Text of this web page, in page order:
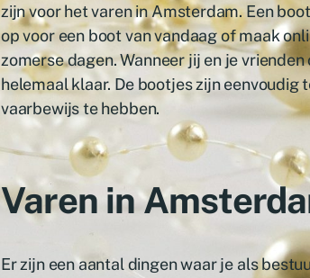
zijn voor het varen in Amsterdam. Een
op voor een boot van vandaag of maak
zomerse dagen. Wanneer jij en je
helemaal klaar. De bootjes zijn eenvoudig
vaarbewijs te hebben.
Varen in
Er zijn een aantal dingen waar je als